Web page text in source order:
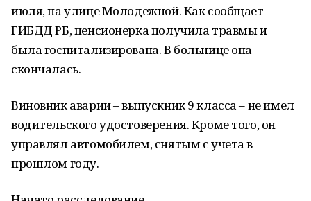
июля, на улице Молодежной. Как сообщает
ГИБДД РБ, пенсионерка получила травмы и
была госпитализирована. В больнице она
скончалась.
Виновник аварии – выпускник 9 класса – не имел
водительского удостоверения. Кроме того, он
управлял автомобилем, снятым с учета в
прошлом году.